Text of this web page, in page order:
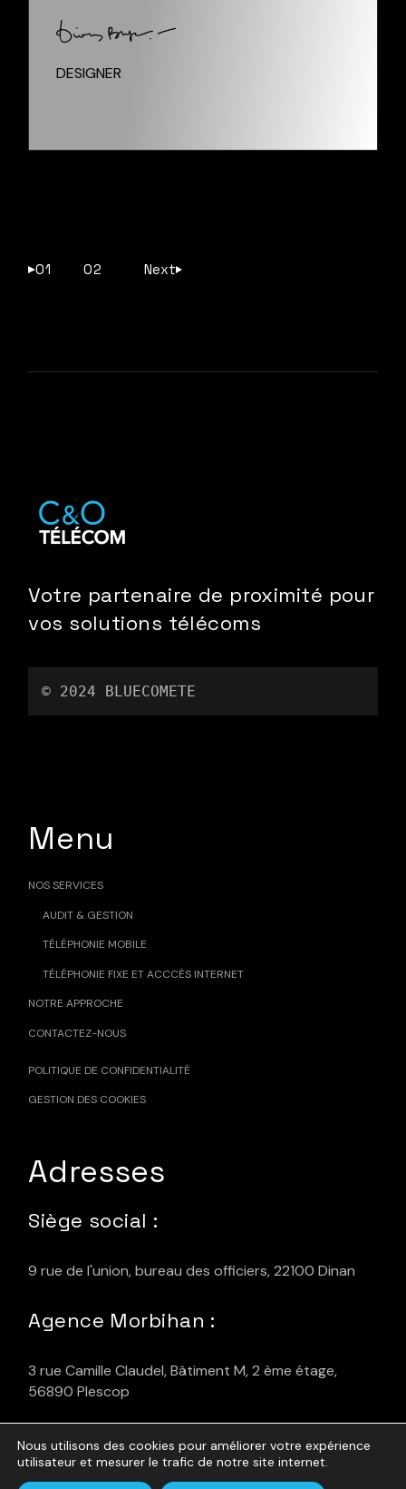
DESIGNER
Pagination
01 02 Next
Votre partenaire de proximité pour
vos solutions télécoms
© 2024 BLUECOMETE
Menu
NOS SERVICES
AUDIT & GESTION
TÉLÉPHONIE MOBILE
TÉLÉPHONIE FIXE ET ACCCÈS INTERNET
NOTRE APPROCHE
CONTACTEZ-NOUS
POLITIQUE DE CONFIDENTIALITÉ
GESTION DES COOKIES
Adresses
Siège social :
9 rue de l'union, bureau des officiers, 22100 Dinan
Agence Morbihan :
3 rue Camille Claudel, Bâtiment M, 2 ème étage,
56890 Plescop
Nous utilisons des cookies pour améliorer votre expérience
utilisateur et mesurer le trafic de notre site internet.